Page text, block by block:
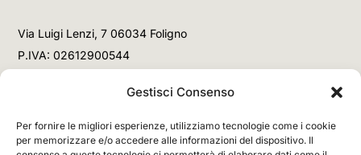
Gestisci Consenso
Per fornire le migliori esperienze, utilizziamo tecnologie come i cookie
per memorizzare e/o accedere alle informazioni del dispositivo. Il
Via Luigi Lenzi, 7 06034 Foligno
P.IVA: 02612900544
+39 3477853708 (Chiamata)